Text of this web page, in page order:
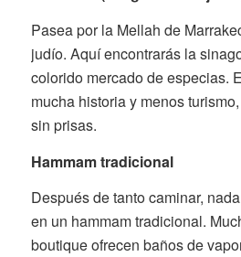
Pasea por la Mellah de
judío. Aquí encontrarás la
colorido mercado de especias.
mucha historia y menos
sin prisas.
Hammam tradicional
Después de tanto caminar,
en un hammam tradicional.
boutique ofrecen baños de